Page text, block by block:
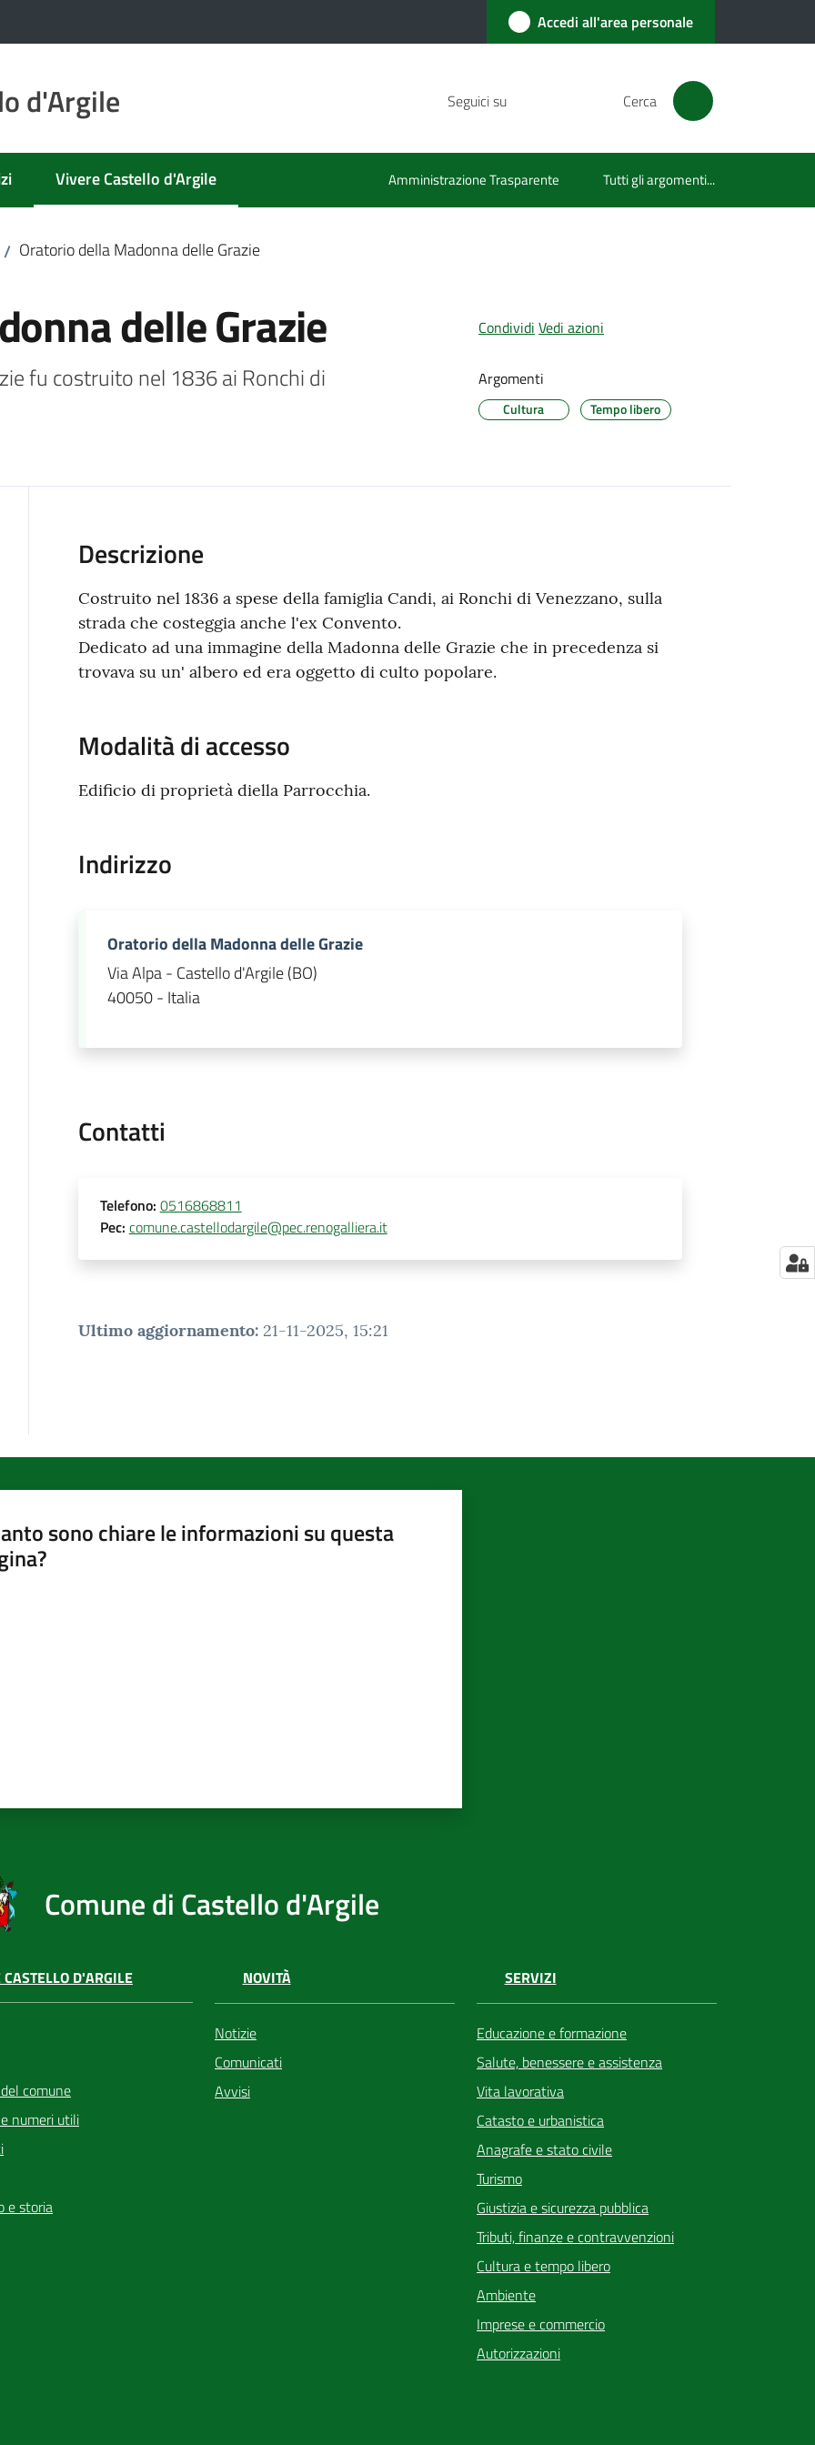
Accedi all'area personale
d'Argile Seguici su Cerca
Vivere Castello d'Argile
Menu selezionato Amministrazione Trasparente Tutti gli argomenti...
/ Oratorio della Madonna delle Grazie
delle Grazie
fu costruito nel 1836 ai Ronchi di
Condividi Vedi azioni
Argomenti
Cultura Tempo libero
Descrizione
Costruito nel 1836 a spese della famiglia Candi, ai Ronchi di Venezzano, sulla
strada che costeggia anche l'ex Convento.
Dedicato ad una immagine della Madonna delle Grazie che in precedenza si
trovava su un' albero ed era oggetto di culto popolare.
Modalità di accesso
Edificio di proprietà diella Parrocchia.
Indirizzo
Oratorio della Madonna delle Grazie
Via Alpa - Castello d'Argile (BO)
40050 - Italia
Contatti
Telefono: 0516868811
Pec: comune.castellodargile@pec.renogalliera.it
Ultimo aggiornamento: 21-11-2025, 15:21
sono chiare le informazioni su questa
Comune di Castello d'Argile
D'ARGILE
comune
numeri utili
e storia
NOVITÀ
Notizie
Comunicati
Avvisi
SERVIZI
Educazione e formazione
Salute, benessere e assistenza
Vita lavorativa
Catasto e urbanistica
Anagrafe e stato civile
Turismo
Giustizia e sicurezza pubblica
Tributi, finanze e contravvenzioni
Cultura e tempo libero
Ambiente
Imprese e commercio
Autorizzazioni